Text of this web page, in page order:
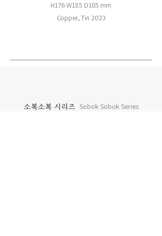
H176 W185 D185 mm
Copper, Tin 2023
소복소복 시리즈 Sobok Sobok Series